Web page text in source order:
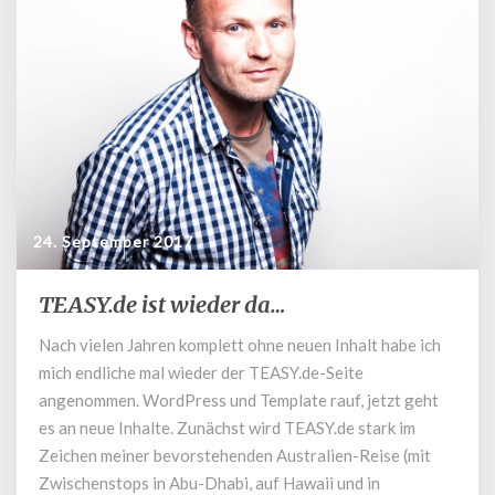
24. September 2017
TEASY.de
wieder
da…
TEASY.de ist wieder da…
Nach vielen Jahren komplett ohne neuen Inhalt habe ich
mich endliche mal wieder der TEASY.de-Seite
angenommen. WordPress und Template rauf, jetzt geht
es an neue Inhalte. Zunächst wird TEASY.de stark im
Zeichen meiner bevorstehenden Australien-Reise (mit
Zwischenstops in Abu-Dhabi, auf Hawaii und in